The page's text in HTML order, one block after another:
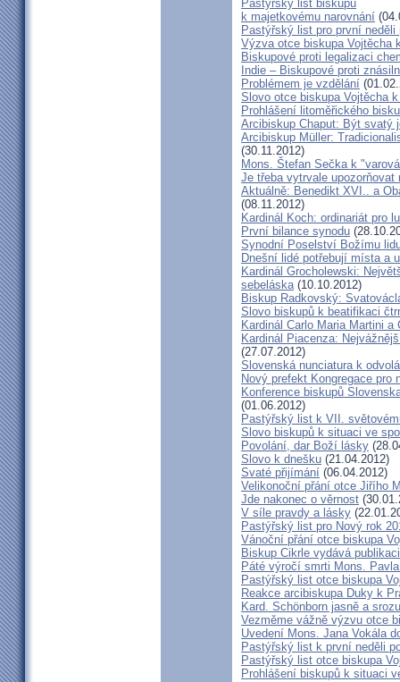
Pastýřský list biskupů
k majetkovému narovnání
Pastýřský list pro první neděli
Výzva otce biskupa Vojtěcha
Biskupové proti legalizaci
Indie – Biskupové proti
Problémem je vzdělání
Slovo otce biskupa Vojtěcha
Prohlášení litoměřického
Arcibiskup Chaput: Být svatý
Arcibiskup Müller:
(30.11.2012)
Mons. Štefan Sečka k
Je třeba vytrvale
Aktuálně: Benedikt XVI.. a
(08.11.2012)
Kardinál Koch: ordinariát pro
První bilance synodu
Synodní Poselství Božímu
Dnešní lidé potřebují místa a
Kardinál Grocholewski:
sebeláska(10.10.2012)
Biskup Radkovský:
Slovo biskupů k beatifikaci
Kardinál Carlo Maria Martini
Kardinál Piacenza:
(27.07.2012)
Slovenská nunciatura k
Nový prefekt Kongregace pro
Konference biskupů
(01.06.2012)
Pastýřský list k VII.
Slovo biskupů k situaci ve
Povolání, dar Boží lásky
Slovo k dnešku (21.04.2012)
Svaté přijímání (06.04.2012)
Velikonoční přání otce Jiřího
Jde nakonec o věrnost
V síle pravdy a lásky
Pastýřský list pro Nový rok
Vánoční přání otce biskupa
Biskup Cikrle vydává
Páté výročí smrti Mons.
Pastýřský list otce biskupa
Reakce arcibiskupa Duky k
Kard. Schönborn jasně a
Vezměme vážně výzvu otce
Uvedení Mons. Jana Vokála
Pastýřský list k první neděli
Pastýřský list otce biskupa
Prohlášení biskupů k situaci